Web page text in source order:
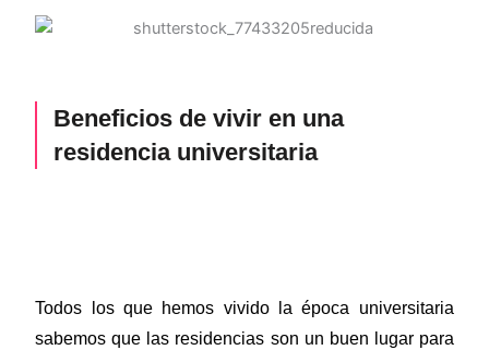
Beneficios de vivir en una
residencia universitaria
Todos los que hemos vivido la época universitaria
sabemos que las residencias son un buen lugar para